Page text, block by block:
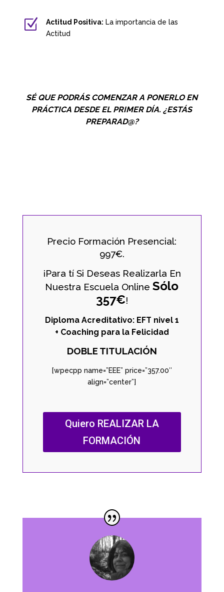
Z Actitud Positiva: La importancia de las
Actitud
SÉ QUE PODRÁS COMENZAR A PONERLO EN
PRÁCTICA DESDE EL PRIMER DÍA. ¿ESTÁS
PREPARAD@?
Precio Formación Presencial:
997€.
¡Para tí Si Deseas Realizarla En
Nuestra Escuela OnlineSólo
357€!
Diploma Acreditativo: EFT nivel 1
+ Coaching para la Felicidad
DOBLE TITULACIÓN
[wpecpp name=”EEE” price=”357.00″
align=”center”]
Quiero REALIZAR LA
FORMACIÓN